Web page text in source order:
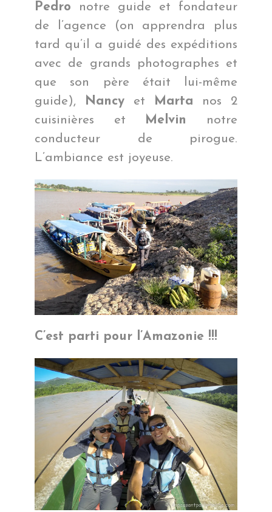
Pedro notre guide et fondateur
de l’agence (on apprendra plus
tard qu’il a guidé des expéditions
avec de grands photographes et
que son père était lui-même
guide),
Nancy et Marta nos 2
cuisinières et
Melvin
notre
conducteur de pirogue.
L’ambiance est joyeuse.
C’est parti pour l’Amazonie !!!